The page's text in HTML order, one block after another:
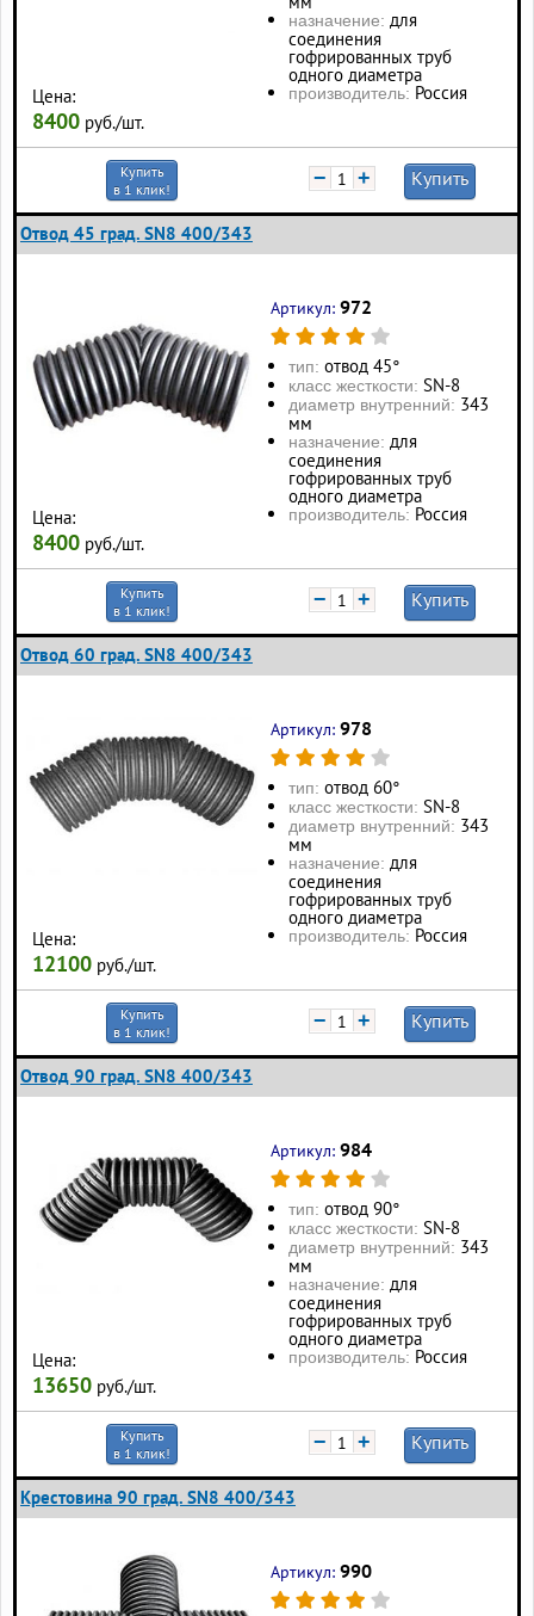
Цена:
8400 руб./шт.
назначение: для
соединения
гофрированных труб
одного диаметра
производитель: Россия
Купить
в 1 клик!
− + Купить
Отвод 45 град. SN8 400/343
Цена:
8400 руб./шт.
Артикул: 972
тип: отвод 45°
класс жесткости: SN-8
диаметр внутренний: 343
мм
назначение: для
соединения
гофрированных труб
одного диаметра
производитель: Россия
Купить
в 1 клик!
− + Купить
Отвод 60 град. SN8 400/343
Цена:
12100 руб./шт.
Артикул: 978
тип: отвод 60°
класс жесткости: SN-8
диаметр внутренний: 343
мм
назначение: для
соединения
гофрированных труб
одного диаметра
производитель: Россия
Купить
в 1 клик!
− + Купить
Отвод 90 град. SN8 400/343
Цена:
13650 руб./шт.
Артикул: 984
тип: отвод 90°
класс жесткости: SN-8
диаметр внутренний: 343
мм
назначение: для
соединения
гофрированных труб
одного диаметра
производитель: Россия
Купить
в 1 клик!
− + Купить
Крестовина 90 град. SN8 400/343
Артикул: 990